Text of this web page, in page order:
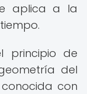
aplica a la
principio de
del
con